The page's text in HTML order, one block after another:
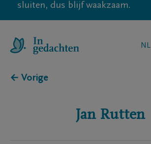
sluiten, dus blijf waakzaam.
NL
← Vorige
Jan Rutten